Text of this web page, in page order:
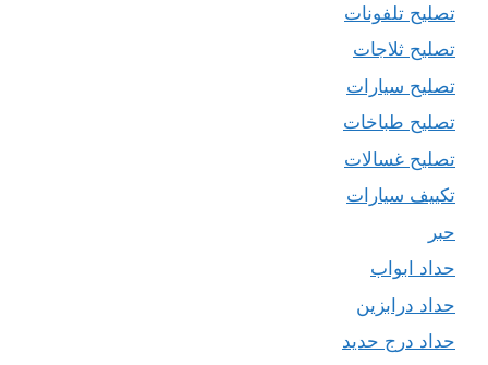
تصليح تلفونات
تصليح ثلاجات
تصليح سيارات
تصليح طباخات
تصليح غسالات
تكييف سيارات
حبر
حداد ابواب
حداد درابزين
حداد درج حديد